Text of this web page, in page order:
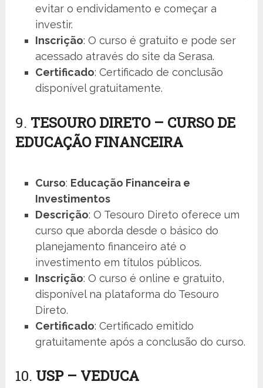
evitar o endividamento e começar a
investir.
Inscrição: O curso é gratuito e pode ser
acessado através do site da Serasa.
Certificado: Certificado de conclusão
disponível gratuitamente.
9. TESOURO DIRETO – CURSO DE
EDUCAÇÃO FINANCEIRA
Curso: Educação Financeira e
Investimentos
Descrição: O Tesouro Direto oferece um
curso que aborda desde o básico do
planejamento financeiro até o
investimento em títulos públicos.
Inscrição: O curso é online e gratuito,
disponível na plataforma do Tesouro
Direto.
Certificado: Certificado emitido
gratuitamente após a conclusão do curso.
10. USP – VEDUCA